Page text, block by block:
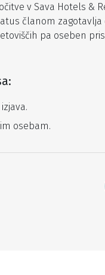
v Sava Hotels &
članom
pa oseben
osebam.